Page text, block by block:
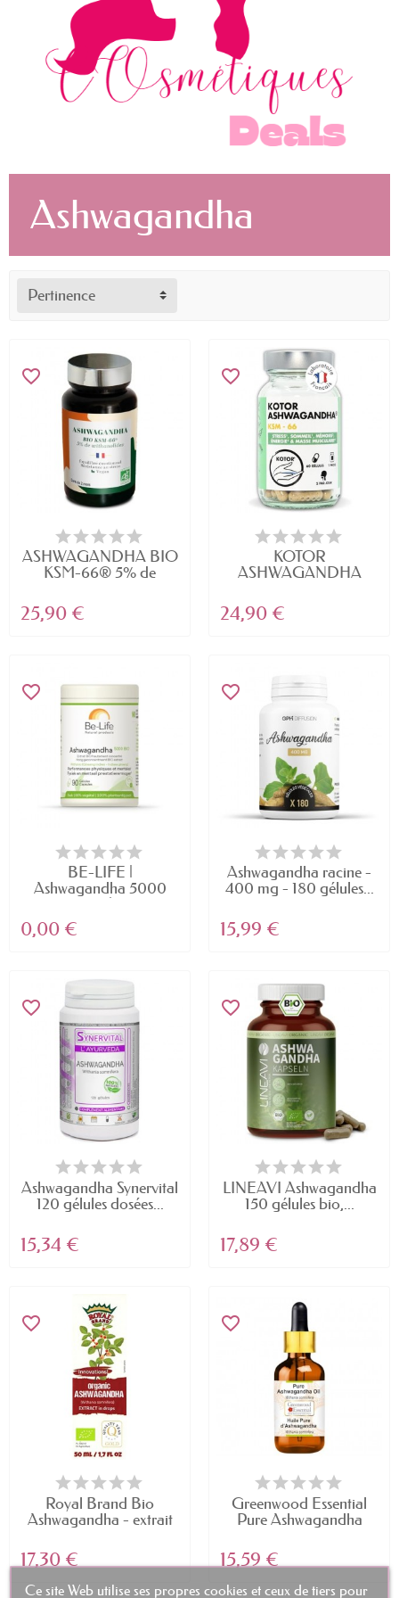
Ashwagandha
Pertinence
favorite_border
ASHWAGANDHA BIO
KSM-66® 5% de
25,90 €
favorite_border
KOTOR
ASHWAGANDHA
24,90 €
favorite_border
BE-LIFE |
Ashwagandha 5000
BIO |...
0,00 €
favorite_border
Ashwagandha racine -
400 mg - 180 gélules...
15,99 €
favorite_border
Ashwagandha Synervital
120 gélules dosées...
15,34 €
favorite_border
LINEAVI Ashwagandha
150 gélules bio,...
17,89 €
favorite_border
Royal Brand Bio
Ashwagandha - extrait
17,30 €
favorite_border
Greenwood Essential
Pure Ashwagandha
15,59 €
Ce site Web utilise ses propres cookies et ceux de tiers pour